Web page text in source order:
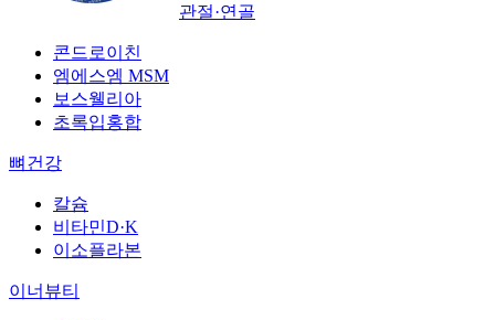
관절·연골
콘드로이친
엠에스엠 MSM
보스웰리아
초록입홍합
뼈건강
칼슘
비타민D·K
이소플라본
이너뷰티